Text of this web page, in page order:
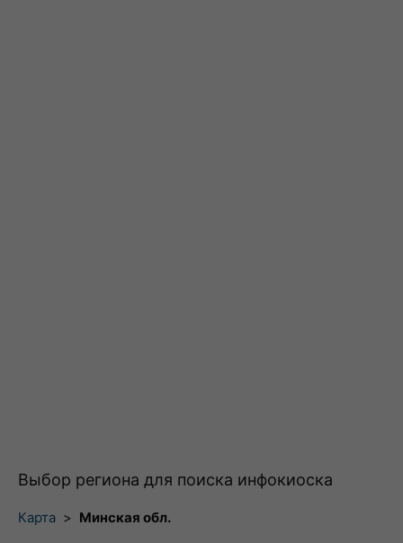
Выбор региона для поиска инфокиоска
Карта > Минская обл.